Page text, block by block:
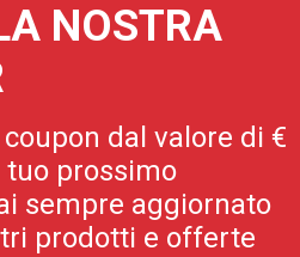
NOSTRA
dal valore di €
prossimo
sempre aggiornato
prodotti e offerte